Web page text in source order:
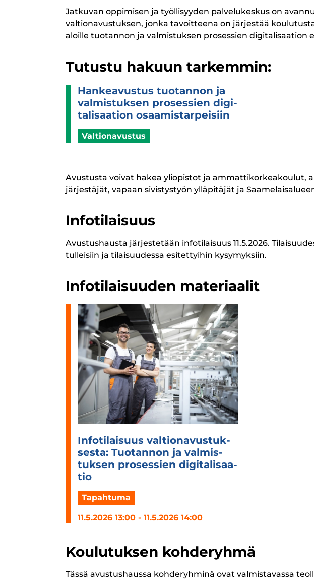
Jatkuvan oppimisen ja työllisyyden palvelukeskus on
valtionavustuksen, jonka tavoitteena on järjestää
aloille tuotannon ja valmistuksen prosessien digitalisaation
Tutustu hakuun tarkemmin:
Han­kea­vus­tus tuo­tan­non ja
val­mis­tuk­sen pro­ses­sien digi­
ta­li­saa­tion osaa­mis­tar­pei­siin
Valtionavustus
Avustusta voivat hakea yliopistot ja ammattikorkeakoulut,
järjestäjät, vapaan sivistystyön ylläpitäjät ja
Infotilaisuus
Avustushausta järjestetään infotilaisuus 11.5.2026.
tulleisiin ja tilaisuudessa esitettyihin kysymyksiin.
Infotilaisuuden materiaalit
Info­ti­lai­suus val­tio­na­vus­tuk­
sesta: Tuo­tan­non ja val­mis­
tuk­sen pro­ses­sien digi­ta­li­saa­
tio
Tapahtuma
11.5.2026 13:00 - 11.5.2026 14:00
Koulutuksen kohderyhmä
Tässä avustushaussa kohderyhminä ovat valmistavassa